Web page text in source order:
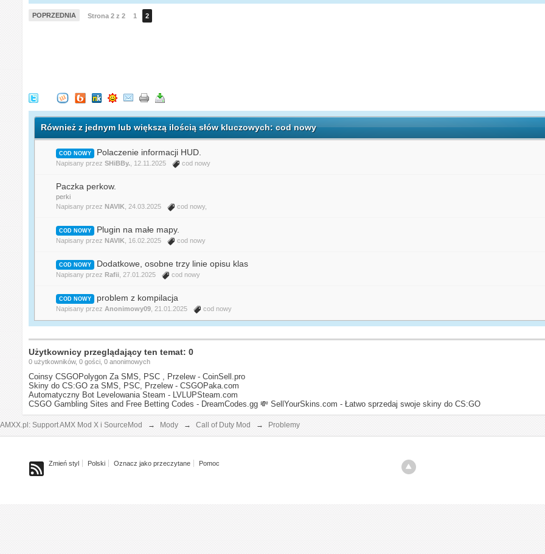
POPRZEDNIA Strona 2 z 2 1 2
Również z jednym lub większą ilością słów kluczowych: cod nowy
COD NOWY Polaczenie informacji HUD.
Napisany przezSHiBBy. , 12.11.2025 cod nowy
Paczka perkow.
perki
Napisany przez NAVIK , 24.03.2025 cod nowy,
COD NOWY Plugin na małe mapy.
Napisany przez NAVIK , 16.02.2025 cod nowy
COD NOWY Dodatkowe, osobne trzy linie opisu klas
Napisany przez Rafii , 27.01.2025 cod nowy
COD NOWY problem z kompilacja
Napisany przez Anonimowy09 , 21.01.2025 cod nowy
Użytkownicy przeglądający ten temat: 0
0 użytkowników, 0 gości, 0 anonimowych
Coinsy CSGOPolygon Za SMS, PSC , Przelew - CoinSell.pro
Skiny do CS:GO za SMS, PSC, Przelew - CSGOPaka.com
Automatyczny Bot Levelowania Steam - LVLUPSteam.com
CSGO Gambling Sites and Free Betting Codes - DreamCodes.gg 💸 SellYourSkins.com - Łatwo sprzedaj swoje skiny do CS:GO
AMXX.pl: Support AMX Mod X i SourceMod → Mody → Call of Duty Mod → Problemy
Zmień styl Polski Oznacz jako przeczytane Pomoc